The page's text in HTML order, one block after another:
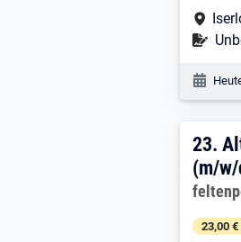
23.
23.
(m/
23,00